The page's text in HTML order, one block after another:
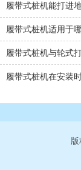
履带式桩机能打进
履带式桩机适用于
履带式桩机与轮式
履带式桩机在安装